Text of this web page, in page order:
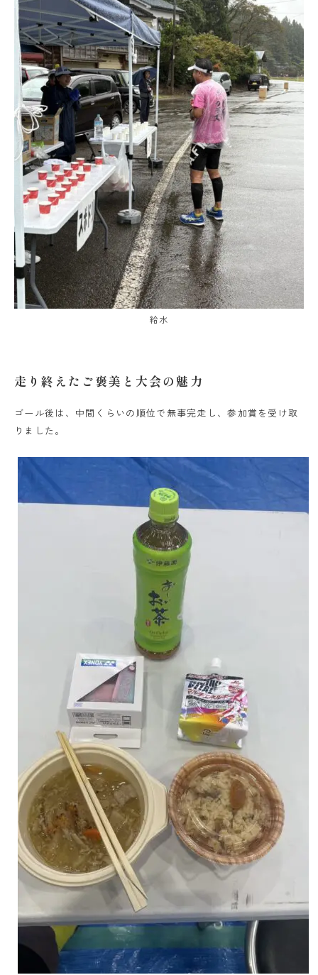
給水
走り終えたご褒美と大会の魅力
ゴール後は、中間くらいの順位で無事完走し、参加賞を受け取
りました。